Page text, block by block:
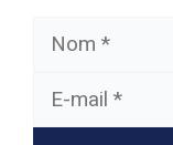
Nom